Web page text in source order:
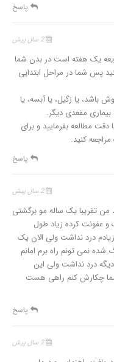
پاسخ
2 سال پیش
یک هفته است در بدن شما
پس شما در مراحل ابتدایی
یا زگیل، یا آبسه، یا
مقعدی دیگر.
دقت مطالعه بفرمایید و برای
کنید.
پاسخ
2 سال پیش
تقریبا یک ساله مو برگشتی
و عفونت کرده زیاد ‌‌طول
درد نداشت ولی الان یک
نمی تونم راه برم امانم
درد نداشت ولی این
چکارش کنم راهی هست
پاسخ
2 سال پیش